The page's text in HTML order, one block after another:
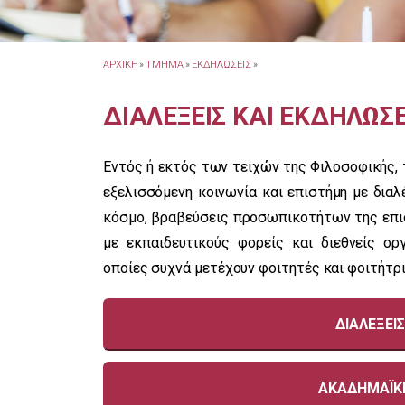
ΑΡΧΙΚΗ »ΤΜΗΜΑ » ΕΚΔΗΛΩΣΕΙΣ »
ΔΙΑΛΕΞΕΙΣ ΚΑΙ
Εντός ή εκτός των τειχών της
εξελισσόμενη κοινωνία και επιστήμη με
κόσμο, βραβεύσεις προσωπικοτήτων της
με εκπαιδευτικούς φορείς και διεθνείς
οποίες συχνά μετέχουν φοιτητές και